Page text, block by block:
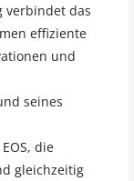
verbindet das
effiziente
und
seines
die
gleichzeitig